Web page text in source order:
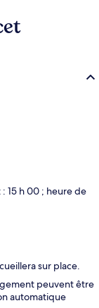
15 h 00 ; heure de
sur place.
peuvent être
automatique